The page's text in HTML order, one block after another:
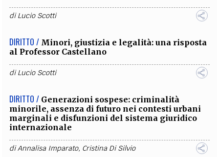
diLucio Scotti
DIRITTO / Minori, giustizia e legalità: una risposta
al Professor Castellano
diLucio Scotti
DIRITTO / Generazioni sospese: criminalità
minorile, assenza di futuro nei contesti urbani
marginali e disfunzioni del sistema giuridico
internazionale
diAnnalisa Imparato, Cristina Di Silvio